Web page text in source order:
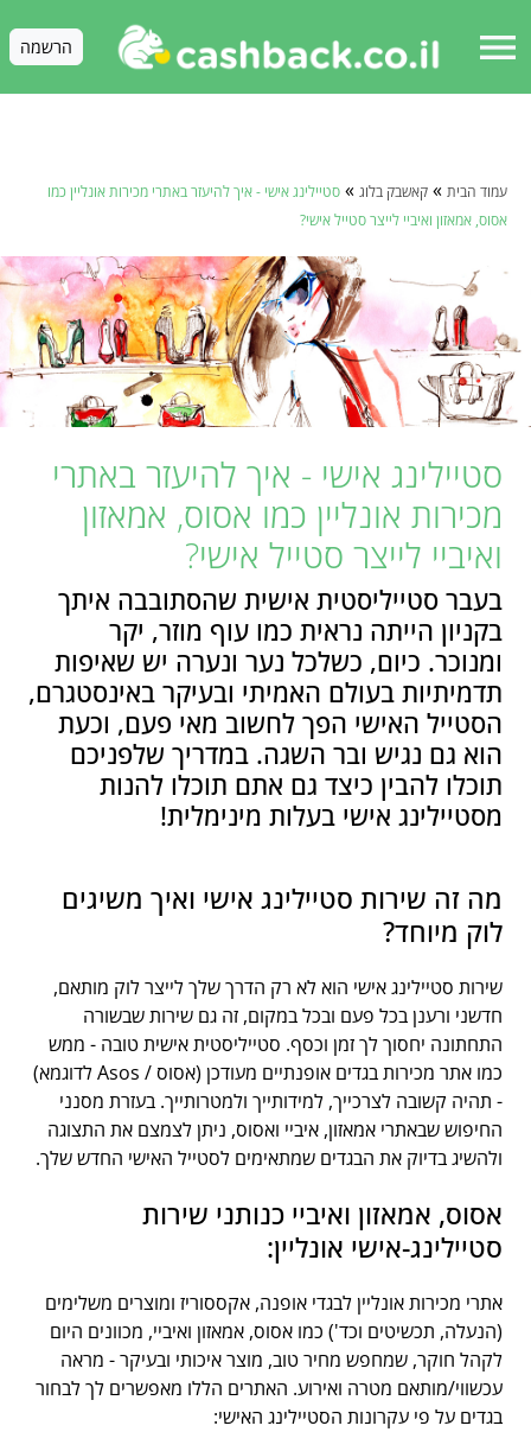
menu הרשמה
עמוד הבית » קאשבק בלוג » סטיילינג אישי - איך להיעזר באתרי מכירות אונליין כמו
אסוס, אמאזון ואיביי לייצר סטייל אישי?
סטיילינג אישי - איך להיעזר באתרי
מכירות אונליין כמו אסוס, אמאזון
ואיביי לייצר סטייל אישי?
בעבר סטייליסטית אישית שהסתובבה איתך
בקניון הייתה נראית כמו עוף מוזר, יקר
ומנוכר. כיום, כשלכל נער ונערה יש שאיפות
תדמיתיות בעולם האמיתי ובעיקר באינסטגרם,
הסטייל האישי הפך לחשוב מאי פעם, וכעת
הוא גם נגיש ובר השגה. במדריך שלפניכם
תוכלו להבין כיצד גם אתם תוכלו להנות
מסטיילינג אישי בעלות מינימלית!
מה זה שירות סטיילינג אישי ואיך משיגים
לוק מיוחד?
שירות סטיילינג אישי הוא לא רק הדרך שלך לייצר לוק מותאם,
חדשני ורענן בכל פעם ובכל במקום, זה גם שירות שבשורה
התחתונה יחסוך לך זמן וכסף. סטייליסטית אישית טובה - ממש
כמו אתר מכירות בגדים אופנתיים מעודכן (אסוס / Asos לדוגמא)
- תהיה קשובה לצרכייך, למידותייך ולמטרותייך. בעזרת מסנני
החיפוש שבאתרי אמאזון, איביי ואסוס, ניתן לצמצם את התצוגה
ולהשיג בדיוק את הבגדים שמתאימים לסטייל האישי החדש שלך.
אסוס, אמאזון ואיביי כנותני שירות
סטיילינג-אישי אונליין:
אתרי מכירות אונליין לבגדי אופנה, אקססוריז ומוצרים משלימים
(הנעלה, תכשיטים וכד') כמו אסוס, אמאזון ואיביי, מכוונים היום
לקהל חוקר, שמחפש מחיר טוב, מוצר איכותי ובעיקר - מראה
עכשווי/מותאם מטרה ואירוע. האתרים הללו מאפשרים לך לבחור
בגדים על פי עקרונות הסטיילינג האישי: